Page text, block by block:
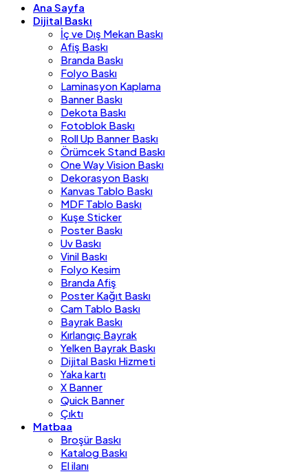
Ana Sayfa
Dijital Baskı
İç ve Dış Mekan Baskı
Afiş Baskı
Branda Baskı
Folyo Baskı
Laminasyon Kaplama
Banner Baskı
Dekota Baskı
Fotoblok Baskı
Roll Up Banner Baskı
Örümcek Stand Baskı
One Way Vision Baskı
Dekorasyon Baskı
Kanvas Tablo Baskı
MDF Tablo Baskı
Kuşe Sticker
Poster Baskı
Uv Baskı
Vinil Baskı
Folyo Kesim
Branda Afiş
Poster Kağıt Baskı
Cam Tablo Baskı
Bayrak Baskı
Kırlangıç Bayrak
Yelken Bayrak Baskı
Dijital Baskı Hizmeti
Yaka kartı
X Banner
Quick Banner
Çıktı
Matbaa
Broşür Baskı
Katalog Baskı
El ilanı